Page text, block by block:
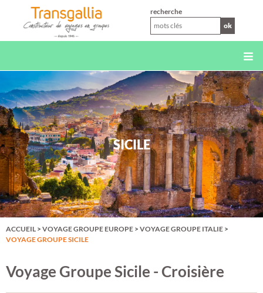
recherche
ok
SICILE
ACCUEIL > VOYAGE GROUPE EUROPE > VOYAGE GROUPE ITALIE >
VOYAGE GROUPE SICILE
Voyage Groupe Sicile - Croisière